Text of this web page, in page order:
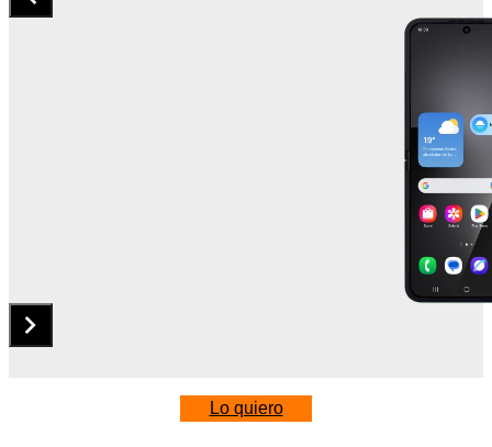
Lo quiero